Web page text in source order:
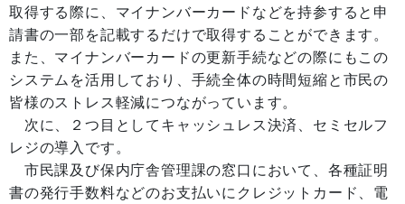
取得する際に、マイナンバーカードなどを持参すると申
請書の一部を記載するだけで取得することができます。
また、マイナンバーカードの更新手続などの際にもこの
システムを活用しており、手続全体の時間短縮と市民の
皆様のストレス軽減につながっています。
次に、２つ目としてキャッシュレス決済、セミセルフ
レジの導入です。
市民課及び保内庁舎管理課の窓口において、各種証明
書の発行手数料などのお支払いにクレジットカード、電